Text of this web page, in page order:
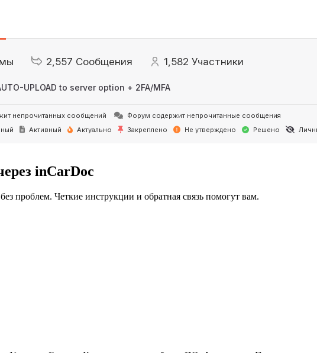
2,557 Сообщения 1,582 Участники
UPLOAD to server option + 2FA/MFA
непрочитанных сообщений
Форум содержит непрочитанные сообщения
Активный Актуально Закреплено Не утверждено Решено
inCarDoc
проблем. Четкие инструкции и обратная связь помогут вам.